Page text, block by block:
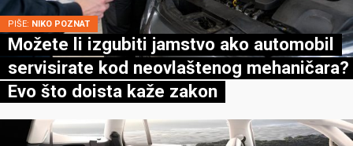
PIŠE: NIKO POZNAT
Možete li izgubiti jamstvo ako automobil
servisirate kod neovlaštenog mehaničara?
Evo što doista kaže zakon